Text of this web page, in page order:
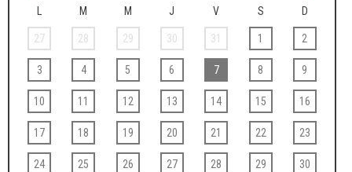
L M M J V S D
27 28 29 30 31 1 2
3 4 5 6 7 8 9
10 11 12 13 14 15 16
17 18 19 20 21 22 23
24 25 26 27 28 29 30